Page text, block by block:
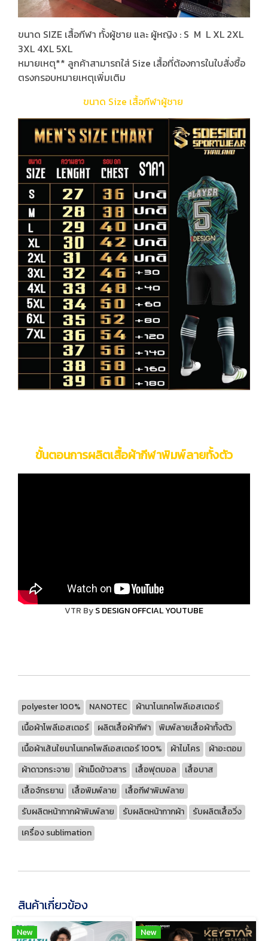
ขนาด SIZE เสื้อกีฬา ทั้งผู้ชาย และ ผู้หญิง : S M L XL 2XL
3XL 4XL 5XL
หมายเหตุ** ลูกค้าสามารถใส่ Size เสื้อที่ต้องการในใบสั่งซื้อ
ตรงกรอบหมายเหตุเพิ่มเติม
ขนาด Size เสื้อกีฬาผู้ชาย
ขั้นตอนการผลิตเสื้อผ้ากีฬาพิมพ์ลายทั้งตัว
VTR ByS DESIGN OFFCIAL YOUTUBE
polyester 100% NANOTEC
ผ้านาโนเทคโพลีเอสเตอร์
เนื้อผ้าโพลีเอสเตอร์
ผลิตเสื้อผ้ากีฬา
พิมพ์ลายเสื้อผ้าทั้งตัว
เนื้อผ้าเส้นใยนาโนเทคโพลีเอสเตอร์ 100%
ผ้าไมโคร
ผ้าอะตอม
ผ้าดาวกระจาย
ผ้าเม็ดข้าวสาร เสื้อฟุตบอล
เสื้อบาส
เสื้อจักรยาน
เสื้อพิมพ์ลาย
เสื้อกีฬาพิมพ์ลาย
รับผลิตหน้ากากผ้าพิมพ์ลาย
รับผลิตหน้ากากผ้า
รับผลิตเสื้อวิ่ง
เครื่อง sublimation
สินค้าเกี่ยวข้อง
New New